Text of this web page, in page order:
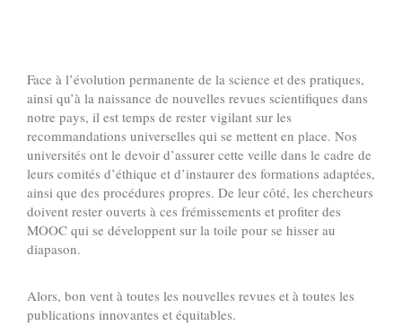
Face à l’évolution permanente de la science et des pratiques,
ainsi qu’à la naissance de nouvelles revues scientifiques dans
notre pays, il est temps de rester vigilant sur les
recommandations universelles qui se mettent en place. Nos
universités ont le devoir d’assurer cette veille dans le cadre de
leurs comités d’éthique et d’instaurer des formations adaptées,
ainsi que des procédures propres. De leur côté, les chercheurs
doivent rester ouverts à ces frémissements et profiter des
MOOC qui se développent sur la toile pour se hisser au
diapason.
Alors, bon vent à toutes les nouvelles revues et à toutes les
publications innovantes et équitables.